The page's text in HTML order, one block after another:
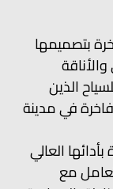
بتصميمها
الذين
في مدينة
بأدائها العالي
مع